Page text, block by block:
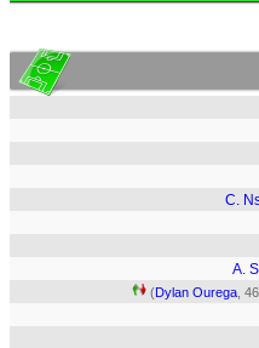
C.
A.
(Dylan Ourega ,